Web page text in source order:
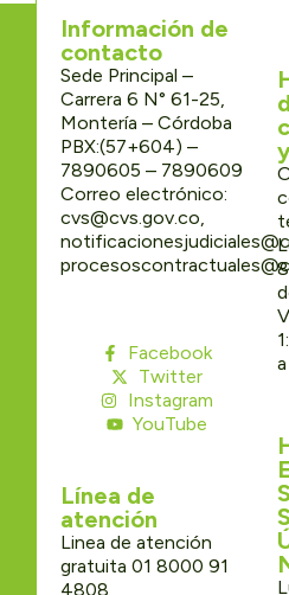
Información de
contacto
Sede Principal –
Carrera 6 N° 61-25,
Montería – Córdoba
PBX:(57+604) –
7890605 – 7890609
Correo electrónico:
cvs@cvs.gov.co,
Facebook
Twitter
Instagram
YouTube
Línea de
atención
Linea de atención
gratuita 01 8000 91
4808